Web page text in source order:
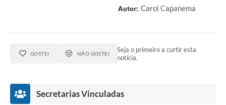
Autor: Carol Capanema
GOSTEI NÃO GOSTEI
Seja o primeiro a curtir esta
notícia.
Secretarias Vinculadas